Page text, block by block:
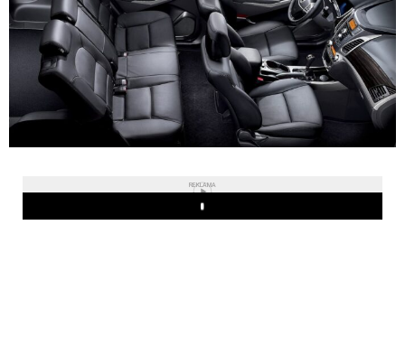
REKLAMA
Play